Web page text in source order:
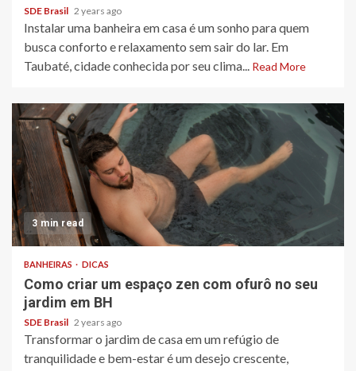
SDE Brasil 2 years ago
Instalar uma banheira em casa é um sonho para quem
busca conforto e relaxamento sem sair do lar. Em
Taubaté, cidade conhecida por seu clima... Read More
3 min read
BANHEIRAS DICAS
Como criar um espaço zen com ofurô no seu
jardim em BH
SDE Brasil 2 years ago
Transformar o jardim de casa em um refúgio de
tranquilidade e bem-estar é um desejo crescente,